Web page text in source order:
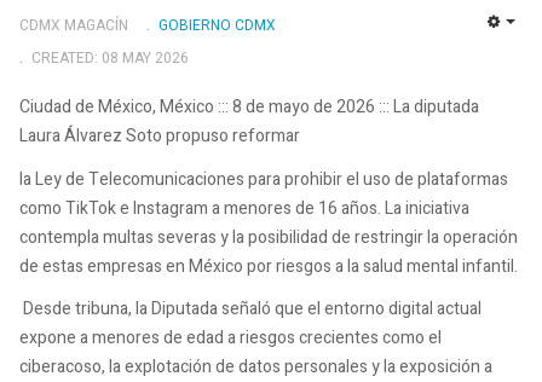
CDMX MAGACÍN
GOBIERNO CDMX
CREATED: 08 MAY 2026
Ciudad de México, México ::: 8 de mayo de 2026 ::: La diputada
Laura Álvarez Soto propuso reformar
la Ley de Telecomunicaciones para prohibir el uso de plataformas
como TikTok e Instagram a menores de 16 años. La iniciativa
contempla multas severas y la posibilidad de restringir la operación
de estas empresas en México por riesgos a la salud mental infantil.
Desde tribuna, la Diputada señaló que el entorno digital actual
expone a menores de edad a riesgos crecientes como el
ciberacoso, la explotación de datos personales y la exposición a